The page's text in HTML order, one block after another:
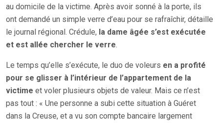
au domicile de la victime. Après avoir sonné à la porte, ils
ont demandé un simple verre d’eau pour se rafraîchir, détaille
le journal régional. Crédule, la dame âgée s’est exécutée
et est allée chercher le verre.
Le temps qu’elle s’exécute, le duo de voleurs en a profité
pour se glisser à l’intérieur de l’appartement de la
victime et voler plusieurs objets de valeur. Mais ce n’est
pas tout : « Une personne a subi cette situation à Guéret
dans la Creuse, et a vu son compte bancaire largement